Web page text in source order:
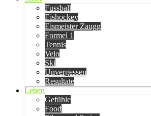
Fussball
Eishockey
Eismeister Zaugg
Formel 1
Tennis
Velo
Ski
Unvergessen
Resultate
Leben
Gefühle
Food